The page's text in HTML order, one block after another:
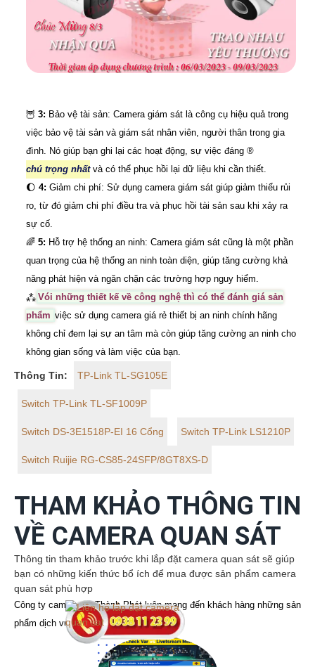
🦉 3: Bảo vệ tài sản: Camera giám sát là công cụ hiệu quả trong
việc bảo vệ tài sản và giám sát nhân viên, người thân trong gia
đình. Nó giúp bạn ghi lại các hoạt động, sự việc đáng ®️
chú trọng nhấtvà có thể phục hồi lại dữ liệu khi cần thiết.
🌔 4: Giảm chi phí: Sử dụng camera giám sát giúp giảm thiểu rủi
ro, từ đó giảm chi phí điều tra và phục hồi tài sản sau khi xảy ra
sự cố.
🌈 5: Hỗ trợ hệ thống an ninh: Camera giám sát cũng là một phần
quan trọng của hệ thống an ninh toàn diện, giúp tăng cường khả
năng phát hiện và ngăn chặn các trường hợp nguy hiểm.
⁂Vói những thiết kế về công nghệ thì có thể đánh giá sản
phẩm việc sử dụng camera giá rẻ thiết bị an ninh chính hãng
không chỉ đem lại sự an tâm mà còn giúp tăng cường an ninh cho
không gian sống và làm việc của bạn.
Thông Tin: TP-Link TL-SG105E
Switch TP-Link TL-SF1009P
Switch DS-3E1518P-EI 16 Cổng Switch TP-Link LS1210P
Switch Ruijie RG-CS85-24SFP/8GT8XS-D
THAM KHẢO THÔNG TIN
VỀ CAMERA QUAN SÁT
Thông tin tham khảo trước khi lắp đặt camera quan sát sẽ giúp
bạn có những kiến thức bổ ích để mua được sản phẩm camera
quan sát phù hợp
Công ty camera An Thành Phát luôn mang đến khách hàng những sản
phẩm dịch vụ camera quan sát tốt nhất